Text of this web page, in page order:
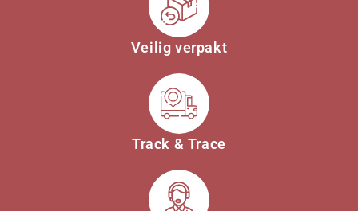
Veilig verpakt
Track & Trace